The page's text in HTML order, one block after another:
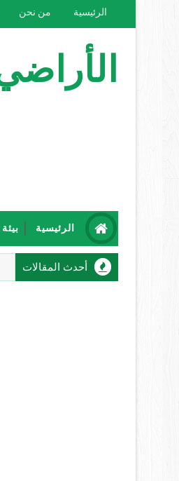
الرئيسية من نحن
الرئيسية
أحدث المقالات